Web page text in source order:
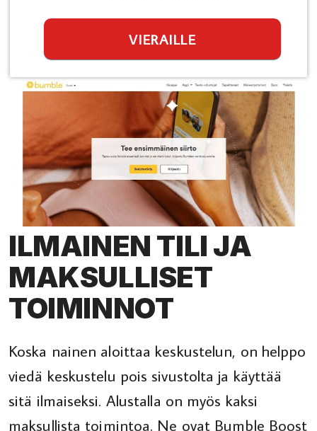
VIERAILLE
ILMAINEN TILI JA
MAKSULLISET
TOIMINNOT
Koska nainen aloittaa keskustelun, on helppo
viedä keskustelu pois sivustolta ja käyttää
sitä ilmaiseksi. Alustalla on myös kaksi
maksullista toimintoa. Ne ovat Bumble Boost